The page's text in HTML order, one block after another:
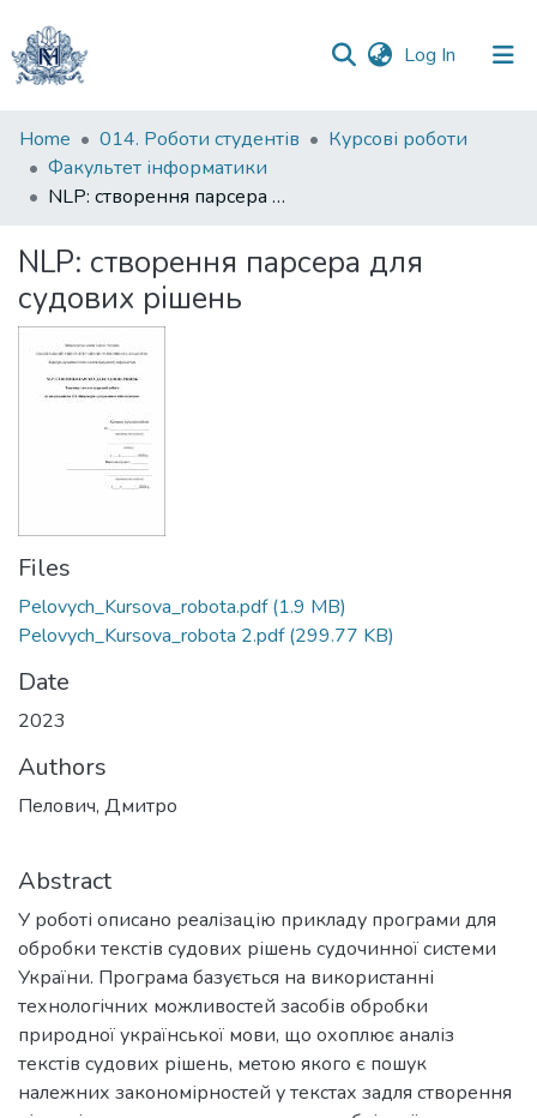
Log In (current)
Communities
&
Collections
Statistics
Home 014. Роботи студентів
Курсові роботи
Факультет інформатики
NLP: створення парсера для судових рішень
NLP: створення парсера для
судових рішень
Files
Pelovych_Kursova_robota.pdf(1.9 MB)
Pelovych_Kursova_robota 2.pdf(299.77 KB)
Date
2023
Authors
Пелович, Дмитро
Abstract
У роботі описано реалізацію прикладу програми для
обробки текстів судових рішень судочинної системи
України. Програма базується на використанні
технологічних можливостей засобів обробки
природної української мови, що охоплює аналіз
текстів судових рішень, метою якого є пошук
належних закономірностей у текстах задля створення